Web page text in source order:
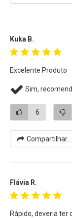
Kuka B.
Excelente Produto
Sim,
6
Compartilhar...
Flávia R.
Rápido, deveria ter